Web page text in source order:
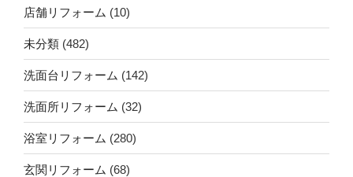
店舗リフォーム (10)
未分類 (482)
洗面台リフォーム (142)
洗面所リフォーム (32)
浴室リフォーム (280)
玄関リフォーム (68)